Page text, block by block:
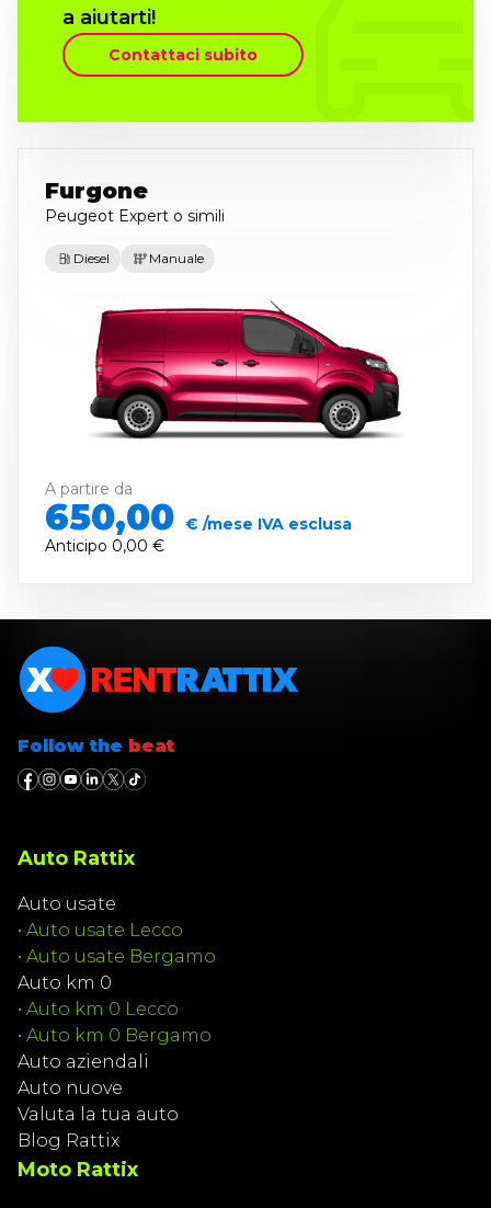
a aiutarti!
Contattaci subito
Furgone
Peugeot Expert o simili
Diesel Manuale
A partire da
650,00 € /mese IVA esclusa
Anticipo 0,00 €
Follow the beat
Auto Rattix
Auto usate
• Auto usate Lecco
• Auto usate Bergamo
Auto km 0
• Auto km 0 Lecco
• Auto km 0 Bergamo
Auto aziendali
Auto nuove
Valuta la tua auto
Blog Rattix
Moto Rattix